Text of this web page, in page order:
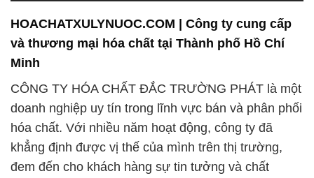
HOACHATXULYNUOC.COM | Công ty cung cấp
và thương mại hóa chất tại Thành phố Hồ Chí
Minh
CÔNG TY HÓA CHẤT ĐẮC TRƯỜNG PHÁT là một
doanh nghiệp uy tín trong lĩnh vực bán và phân phối
hóa chất. Với nhiều năm hoạt động, công ty đã
khẳng định được vị thế của mình trên thị trường,
đem đến cho khách hàng sự tin tưởng và chất